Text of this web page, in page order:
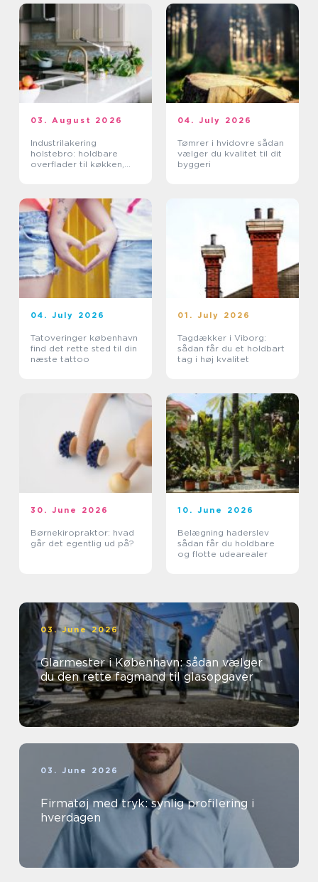
03. August 2026
Industrilakering
holstebro: holdbare
overflader til køkken,
04. July 2026
Tømrer i hvidovre sådan
vælger du kvalitet til dit
byggeri
04. July 2026
Tatoveringer københavn
find det rette sted til din
næste tattoo
01. July 2026
Tagdækker i Viborg:
sådan får du et holdbart
tag i høj kvalitet
30. June 2026
Børnekiropraktor: hvad
går det egentlig ud på?
10. June 2026
Belægning haderslev
sådan får du holdbare
og flotte udearealer
03. June 2026
Glarmester i København: sådan vælger
du den rette fagmand til glasopgaver
03. June 2026
Firmatøj med tryk: synlig profilering i
hverdagen